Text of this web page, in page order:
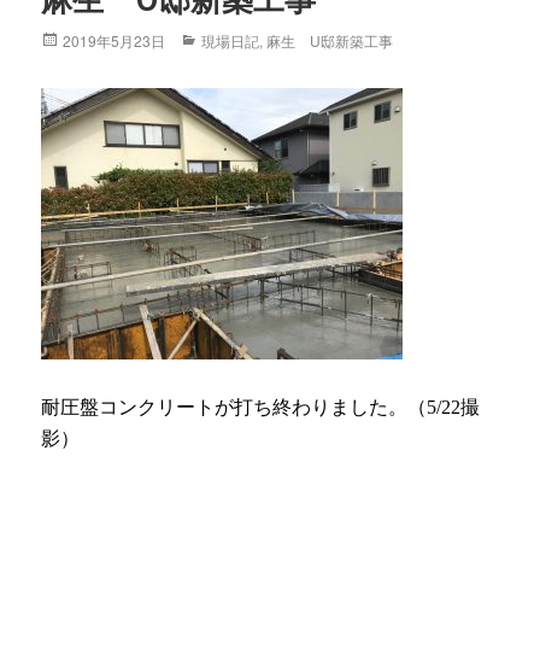
Posted
2019年5月23日 Categories
現場日記, 麻生 U邸新築工事
耐圧盤コンクリートが打ち終わりました。（5/22撮
影）